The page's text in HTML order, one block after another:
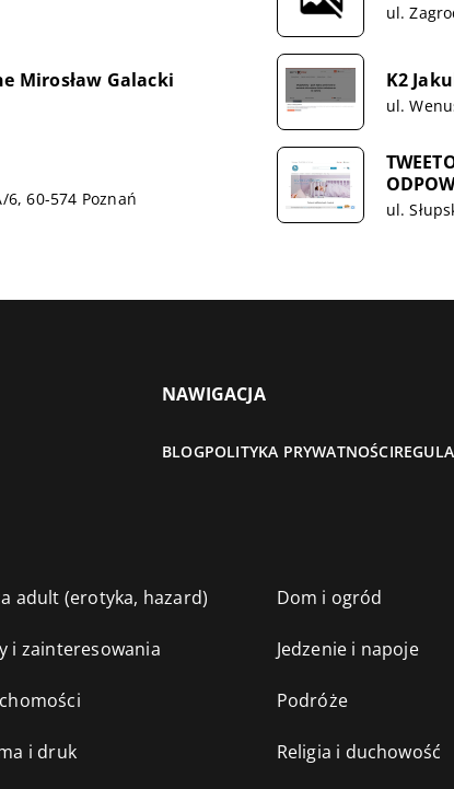
ul.
Mirosław Galacki K2
ul.
6, 60-574 Poznań
ul.
NAWIGACJA
BLOGPOLITYKA PRYWATNOŚCI
adult (erotyka, hazard) Dom i ogród
i zainteresowania Jedzenie i napoje
Podróże
i druk Religia i duchowość